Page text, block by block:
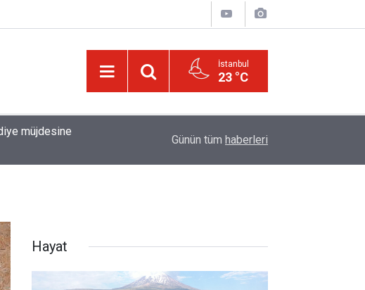
İstanbul
23 °C
Bildirilmedi mi ki insan için, kendi çalıştığından
Günün tüm haberleri
Hayat